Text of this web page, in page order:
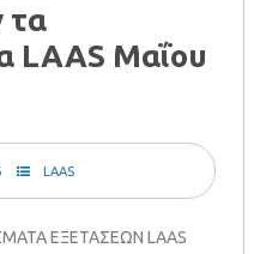
τα
LAAS Μαΐου
LAAS
ΕΞΕΤΑΣΕΩΝ LAAS